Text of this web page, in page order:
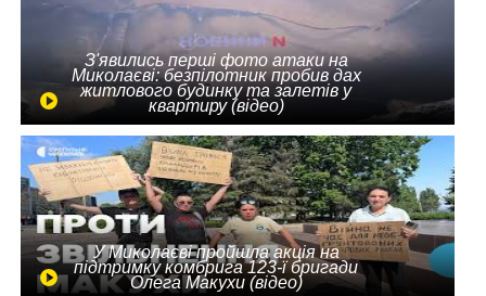
З'явились перші фото атаки на
Миколаєві: безпілотник пробив дах
житлового будинку та залетів у
квартиру (відео)
У Миколаєві пройшла акція на
підтримку комбрига 123-ї бригади
Олега Макухи (відео)